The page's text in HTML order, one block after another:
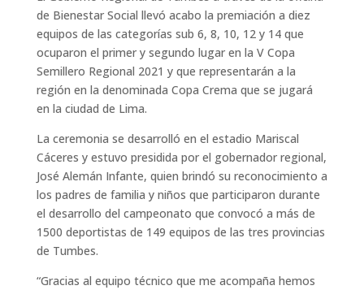
de Bienestar Social llevó acabo la premiación a diez
equipos de las categorías sub 6, 8, 10, 12 y 14 que
ocuparon el primer y segundo lugar en la V Copa
Semillero Regional 2021 y que representarán a la
región en la denominada Copa Crema que se jugará
en la ciudad de Lima.
La ceremonia se desarrolló en el estadio Mariscal
Cáceres y estuvo presidida por el gobernador regional,
José Alemán Infante, quien brindó su reconocimiento a
los padres de familia y niños que participaron durante
el desarrollo del campeonato que convocó a más de
1500 deportistas de 149 equipos de las tres provincias
de Tumbes.
“Gracias al equipo técnico que me acompaña hemos